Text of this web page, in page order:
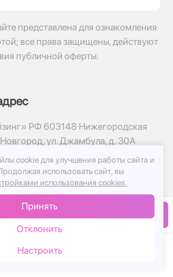
В корзину
представлена для ознакомления
все права защищены, действуют
публичной оферты.
РФ 603148 Нижегородская
ул. Джамбула, д. 30А
Цветов 24.ру
cookie для улучшения работы сайта и
использовать сайт, вы
использования cookies.
Принять
Отклонить
Настроить